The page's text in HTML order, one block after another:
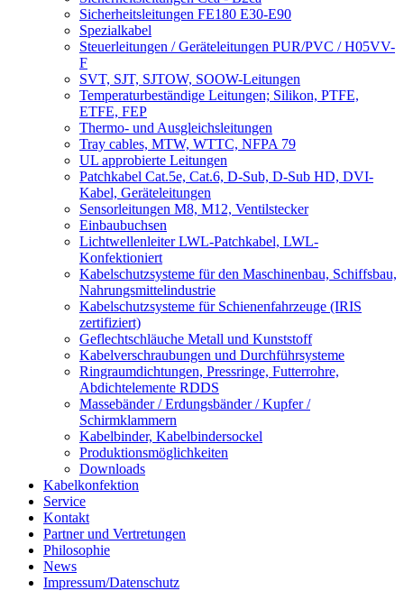
Sicherheitsleitungen FE180 E30-E90
Spezialkabel
Steuerleitungen / Geräteleitungen PUR/PVC / H05VV-
F
SVT, SJT, SJTOW, SOOW-Leitungen
Temperaturbeständige Leitungen; Silikon, PTFE,
ETFE, FEP
Thermo- und Ausgleichsleitungen
Tray cables, MTW, WTTC, NFPA 79
UL approbierte Leitungen
Patchkabel Cat.5e, Cat.6, D-Sub, D-Sub HD, DVI-
Kabel, Geräteleitungen
Sensorleitungen M8, M12, Ventilstecker
Einbaubuchsen
Lichtwellenleiter LWL-Patchkabel, LWL-
Konfektioniert
Kabelschutzsysteme für den Maschinenbau, Schiffsbau,
Nahrungsmittelindustrie
Kabelschutzsysteme für Schienenfahrzeuge (IRIS
zertifiziert)
Geflechtschläuche Metall und Kunststoff
Kabelverschraubungen und Durchführsysteme
Ringraumdichtungen, Pressringe, Futterrohre,
Abdichtelemente RDDS
Massebänder / Erdungsbänder / Kupfer /
Schirmklammern
Kabelbinder, Kabelbindersockel
Produktionsmöglichkeiten
Downloads
Kabelkonfektion
Service
Kontakt
Partner und Vertretungen
Philosophie
News
Impressum/Datenschutz